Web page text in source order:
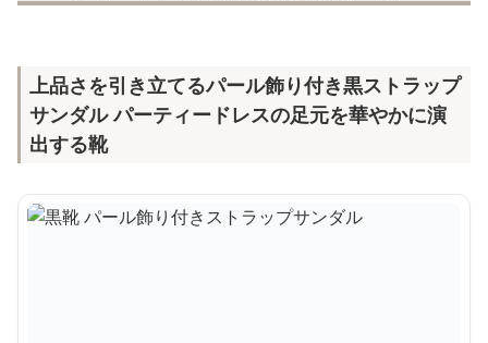
上品さを引き立てるパール飾り付き黒ストラップ
サンダル パーティードレスの足元を華やかに演
出する靴